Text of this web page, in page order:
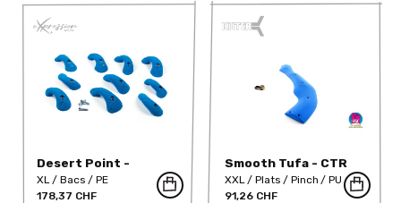
Desert Point -
Bridges 1
XL Bacs
PE
178,37 CHF
Smooth Tufa - CTR
Slopey 02
XXL Plats Pinch
PU
91,26 CHF